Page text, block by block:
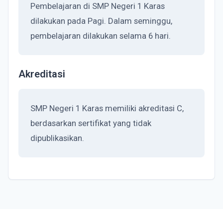
Pembelajaran di SMP Negeri 1 Karas
dilakukan pada Pagi. Dalam seminggu,
pembelajaran dilakukan selama 6 hari.
Akreditasi
SMP Negeri 1 Karas memiliki akreditasi C,
berdasarkan sertifikat yang tidak
dipublikasikan.